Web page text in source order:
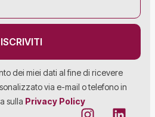
dei miei dati al fine di ricevere
via e-mail o telefono in
sulla Privacy Policy
ISCRIVITI